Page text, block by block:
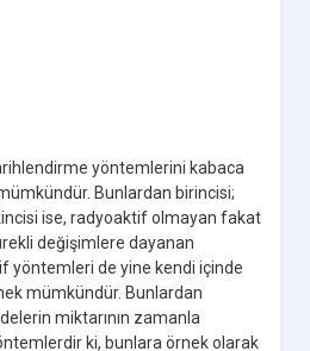
yöntemlerini kabaca
Bunlardan birincisi;
ise, radyoaktif olmayan fakat
değişimlere dayanan
yöntemleri de yine kendi içinde
mümkündür. Bunlardan
miktarının zamanla
ki, bunlara örnek olarak